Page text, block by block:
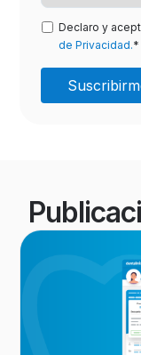
Declaro y
de Privacidad.*